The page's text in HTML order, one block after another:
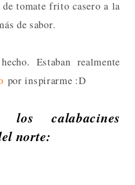
de tomate frito casero a la
de sabor.
Estaban realmente
por inspirarme :D
los calabacines
norte: